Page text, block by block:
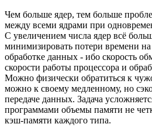
Чем больше ядер, тем больше
между всеми ядрами при
С увеличением числа ядер всё
минимизировать потери времени
обработке данных - ибо скорость
скорости работы процессора и
Можно физически обратиться к
можно к своему медленному, но
передаче данных. Задача
программами объемы памяти не
кэш-памяти каждого типа.